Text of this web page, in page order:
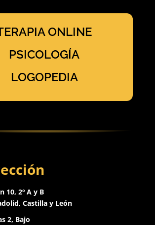
ONLINE
PSICOLOGÍA
LOGOPEDIA
10, 2º A y B
Castilla y León
2, Bajo